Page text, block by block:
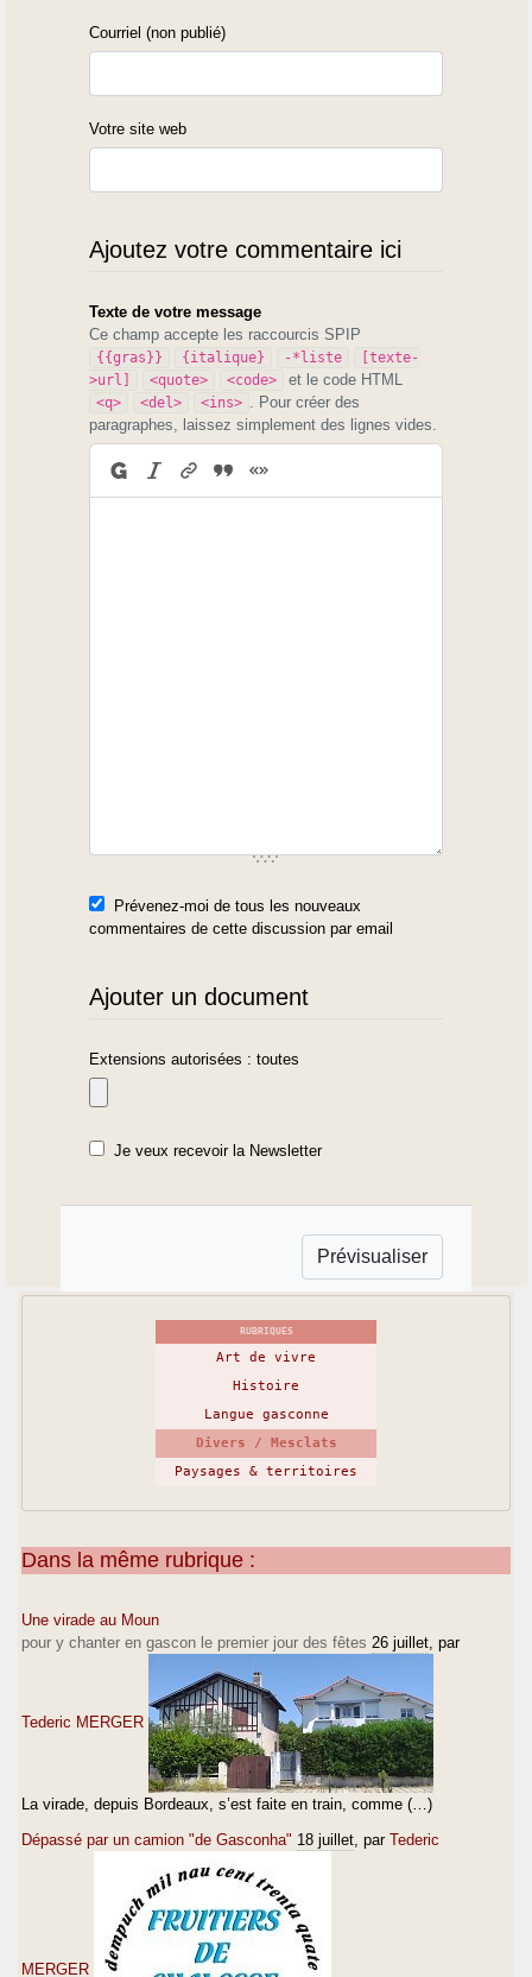
Courriel (non publié)
Votre site web
Ajoutez votre commentaire ici
Texte de votre message
Ce champ accepte les raccourcis SPIP
{{gras}} {italique} -*liste
[texte-
>url]
<quote> <code> et le code HTML
<q> <del> <ins> . Pour créer des
paragraphes, laissez simplement des lignes vides.
Prévenez-moi de tous les nouveaux
commentaires de cette discussion par email
Ajouter un document
Extensions autorisées : toutes
Je veux recevoir la Newsletter
RUBRIQUES
Art de vivre
Histoire
Langue gasconne
Divers / Mesclats
Paysages & territoires
Dans la même rubrique :
Une virade au Moun
pour y chanter en gascon le premier jour des fêtes 26 juillet, par
Tederic MERGER
La virade, depuis Bordeaux, s’est faite en train, comme (…)
Dépassé par un camion "de Gasconha" 18 juillet, par Tederic
MERGER